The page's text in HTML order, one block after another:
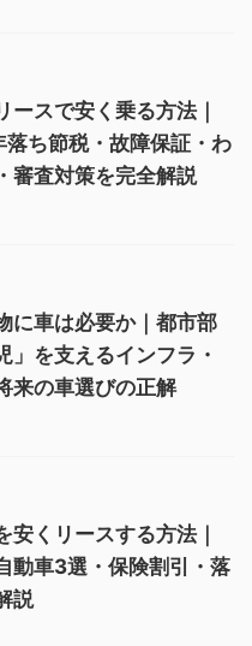
ースで安く乗る方法｜
ち節税・故障保証・わ
審査対策を完全解説
に車は必要か｜都市部
」を支えるインフラ・
来の車選びの正解
安くリースする方法｜
動車3選・保険割引・落
説